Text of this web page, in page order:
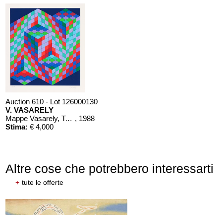
Auction 610 - Lot 126000130
V. VASARELY
Mappe Vasarely, Texte Otto Hahn , 1988
Stima: € 4,000
Altre cose che potrebbero interessarti
+ tute le offerte